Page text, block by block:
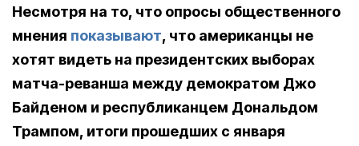
Несмотря на то, что опросы общественного
мнения показывают, что американцы не
хотят видеть на президентских выборах
матча-реванша между демократом Джо
Байденом и республиканцем Дональдом
Трампом, итоги прошедших с января